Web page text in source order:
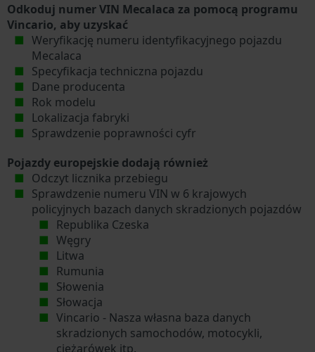
Odkoduj numer VIN Mecalaca za pomocą programu
Vincario, aby uzyskać
Weryfikację numeru identyfikacyjnego pojazdu
Mecalaca
Specyfikacja techniczna pojazdu
Dane producenta
Rok modelu
Lokalizacja fabryki
Sprawdzenie poprawności cyfr
Pojazdy europejskie dodają również
Odczyt licznika przebiegu
Sprawdzenie numeru VIN w 6 krajowych
policyjnych bazach danych skradzionych pojazdów
Republika Czeska
Węgry
Litwa
Rumunia
Słowenia
Słowacja
Vincario - Nasza własna baza danych
skradzionych samochodów, motocykli,
ciężarówek itp.